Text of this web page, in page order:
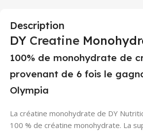
Description
DY Creatine
100% de monohydrate de
provenant de 6 fois le
Olympia
La créatine monohydrate de DY
100 % de créatine monohydrate. La